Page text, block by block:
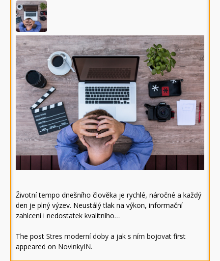
Životní tempo dnešního člověka je rychlé, náročné a každý
den je plný výzev. Neustálý tlak na výkon, informační
zahlcení i nedostatek kvalitního…
The post Stres moderní doby a jak s ním bojovat first
appeared on NovinkyIN.